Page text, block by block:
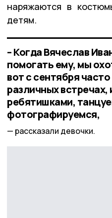
наряжаются в
детям.
– Когда Вячеслав
помогать ему, мы
вот с сентября
различных встречах,
ребятишками,
фотографируемся,
рассказали девочки.